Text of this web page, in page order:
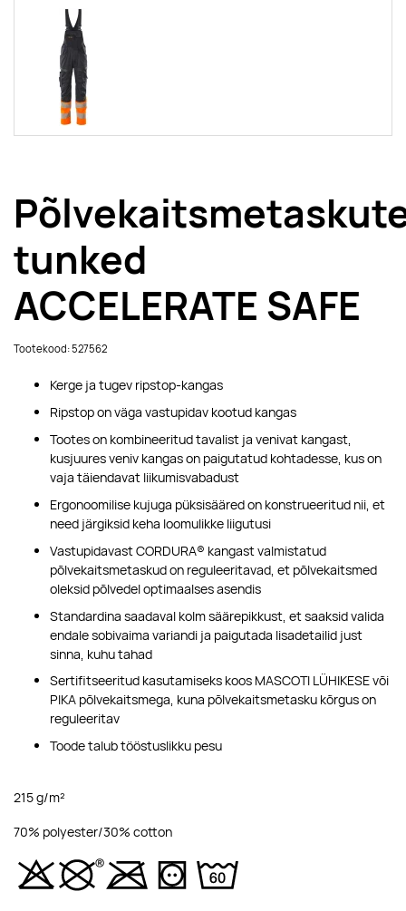
tunked
ACCELERATE SAFE
Tootekood: 527562
Kerge ja tugev ripstop-kangas
Ripstop on väga vastupidav kootud kangas
Tootes on kombineeritud tavalist ja venivat kangast,
kusjuures veniv kangas on paigutatud kohtadesse, kus on
vaja täiendavat liikumisvabadust
Ergonoomilise kujuga püksisääred on konstrueeritud nii, et
need järgiksid keha loomulikke liigutusi
Vastupidavast CORDURA® kangast valmistatud
põlvekaitsmetaskud on reguleeritavad, et põlvekaitsmed
oleksid põlvedel optimaalses asendis
Standardina saadaval kolm säärepikkust, et saaksid valida
endale sobivaima variandi ja paigutada lisadetailid just
sinna, kuhu tahad
Sertifitseeritud kasutamiseks koos MASCOTI LÜHIKESE või
PIKA põlvekaitsmega, kuna põlvekaitsmetasku kõrgus on
reguleeritav
Toode talub tööstuslikku pesu
215 g/m²
70% polyester/30% cotton